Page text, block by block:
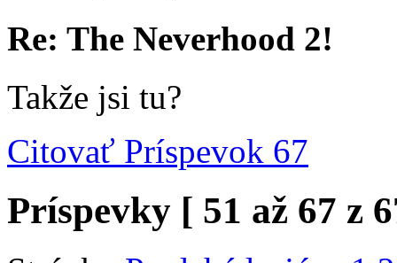
Re: The Neverhood 2!
Takže jsi tu?
Citovať Príspevok 67
Príspevky [ 51 až 67 z